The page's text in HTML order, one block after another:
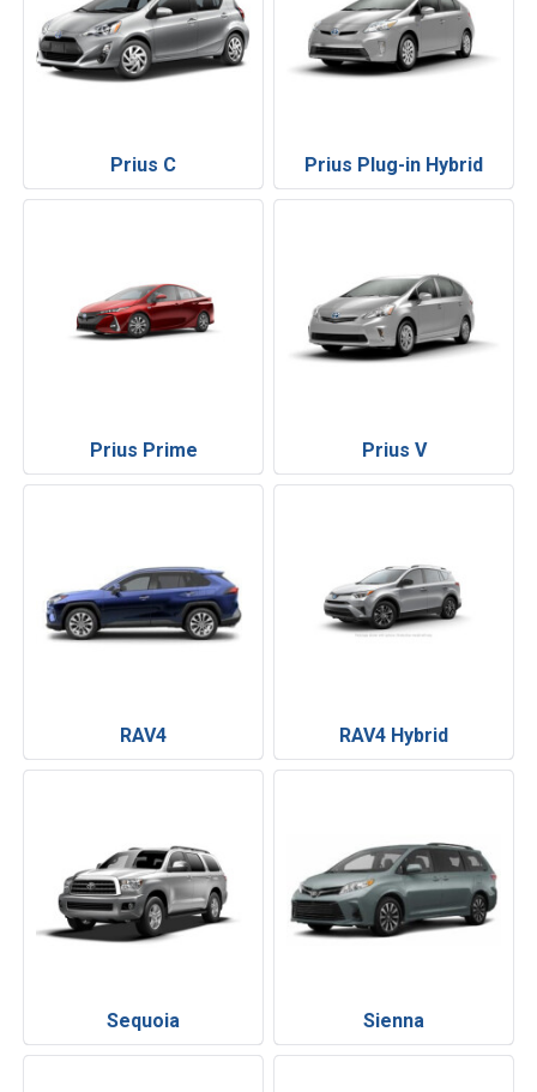
Prius C Prius Plug-in Hybrid
Prius Prime Prius V
RAV4 RAV4 Hybrid
Sequoia Sienna